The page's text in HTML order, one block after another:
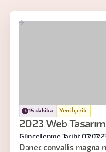
15 dakika Yeni İçerik
2023 Web
Güncellenme Tarihi: 07/07/
Donec convallis magna